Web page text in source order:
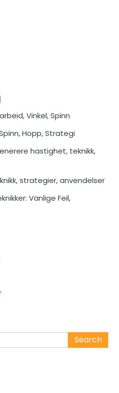
Vinkel, Spinn
Hopp, Strategi
hastighet, teknikk,
strategier, anvendelser
Vanlige Feil,